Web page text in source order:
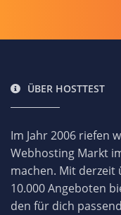
ÜBER HOSTTEST
Im Jahr 2006 riefen
Webhosting Markt
machen. Mit
10.000 Angeboten
den für dich